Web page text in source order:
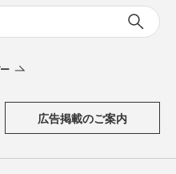
広告掲載のご案内